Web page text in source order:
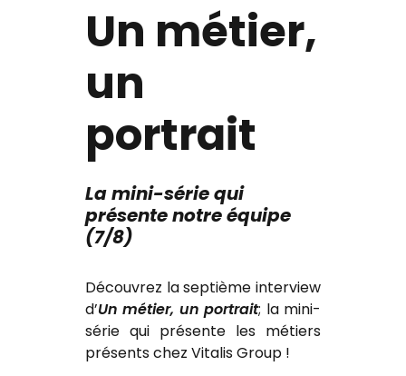
Un métier,
un
portrait
La mini-série qui
présente notre équipe
(7/8)
Découvrez la septième interview
d’Un métier, un portrait; la mini-
série qui présente les métiers
présents chez Vitalis Group !